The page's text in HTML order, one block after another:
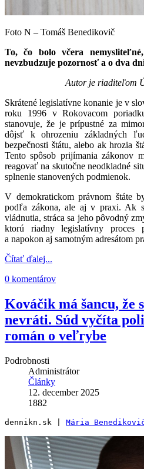
Foto N – Tomáš Benedikovič
To, čo bolo včera
nevzbudzuje pozornosť a o dva
Autor je riaditeľom
Skrátené legislatívne konanie je v
roku 1996 v Rokovacom
stanovuje, že je prípustné za
dôjsť k ohrozeniu základných
bezpečnosti štátu, alebo ak hrozia
Tento spôsob prijímania zákonov
reagovať na skutočne neodkladné
splnenie stanovených podmienok.
V demokratickom právnom štáte
podľa zákona, ale aj v praxi. Ak
vládnutia, stráca sa jeho pôvodný
ktorú riadny legislatívny proces
a napokon aj samotným adresátom
Čítať ďalej...
0 komentárov
Kováčik má šancu, že
nevráti. Súd vyčíta
román o veľrybe
Podrobnosti
Administrátor
Články
12. december 2025
1882
dennikn.sk | Mária